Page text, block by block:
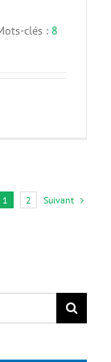
clés : 8
1 2 Suivant